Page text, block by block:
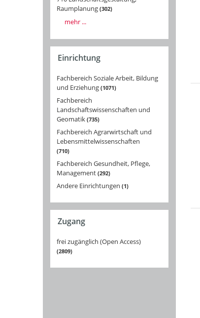
Raumplanung 302
mehr ...
Einrichtung
Fachbereich Soziale Arbeit, Bildung
und Erziehung 1071
Fachbereich
Landschaftswissenschaften und
Geomatik 735
Fachbereich Agrarwirtschaft und
Lebensmittelwissenschaften
710
Fachbereich Gesundheit, Pflege,
Management 292
Andere Einrichtungen 1
Zugang
frei zugänglich (Open Access)
2809